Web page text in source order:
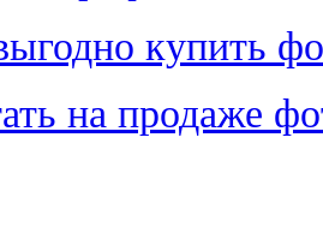
купить
на продаже